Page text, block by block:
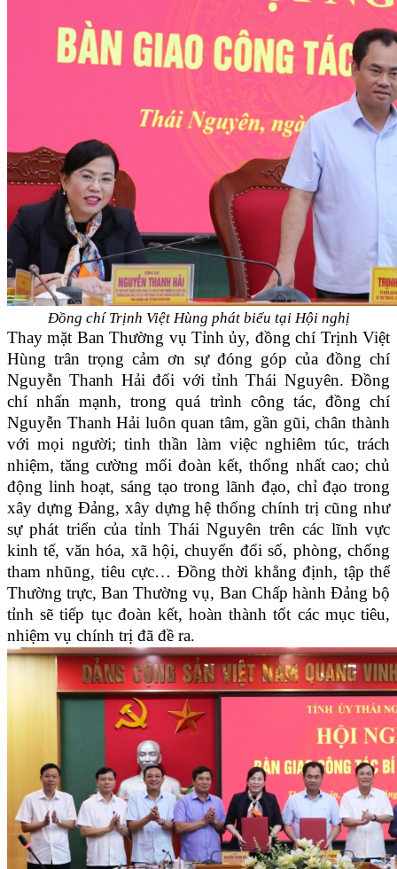
Đồng chí Trịnh Việt Hùng phát biểu tại Hội nghị
Thay mặt Ban Thường vụ Tỉnh ủy, đồng chí Trịnh Việt
Hùng trân trọng cảm ơn sự đóng góp của đồng chí
Nguyễn Thanh Hải đối với tỉnh Thái Nguyên. Đồng
chí nhấn mạnh, trong quá trình công tác, đồng chí
Nguyễn Thanh Hải luôn quan tâm, gần gũi, chân thành
với mọi người; tinh thần làm việc nghiêm túc, trách
nhiệm, tăng cường mối đoàn kết, thống nhất cao; chủ
động linh hoạt, sáng tạo trong lãnh đạo, chỉ đạo trong
xây dựng Đảng, xây dựng hệ thống chính trị cũng như
sự phát triển của tỉnh Thái Nguyên trên các lĩnh vực
kinh tế, văn hóa, xã hội, chuyển đổi số, phòng, chống
tham nhũng, tiêu cực… Đồng thời khẳng định, tập thể
Thường trực, Ban Thường vụ, Ban Chấp hành Đảng bộ
tỉnh sẽ tiếp tục đoàn kết, hoàn thành tốt các mục tiêu,
nhiệm vụ chính trị đã đề ra.